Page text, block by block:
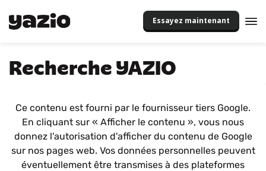
Essayez maintenant
Recherche YAZIO
Ce contenu est fourni par le fournisseur tiers Google.
En cliquant sur « Afficher le contenu », vous nous
donnez l'autorisation d'afficher du contenu de Google
sur nos pages web. Vos données personnelles peuvent
éventuellement être transmises à des plateformes